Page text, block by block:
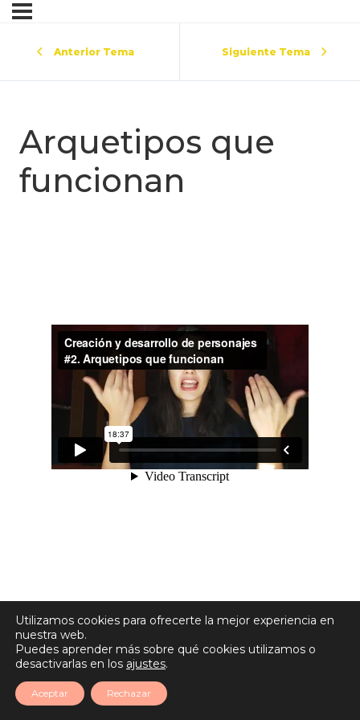
Anterior Tema Siguiente Tema
Arquetipos que
funcionan
Utilizamos cookies para ofrecerte la mejor experiencia en
nuestra web.
Puedes aprender más sobre qué cookies utilizamos o
desactivarlas en los ajustes.
Aceptar Rechazar